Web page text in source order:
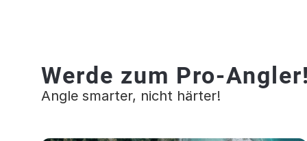
Werde zum Pro-
Angle smarter, nicht härter!